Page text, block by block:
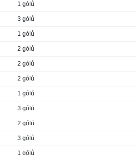
1 gólů
3 gólů
1 gólů
2 gólů
2 gólů
2 gólů
1 gólů
3 gólů
2 gólů
3 gólů
1 gólů